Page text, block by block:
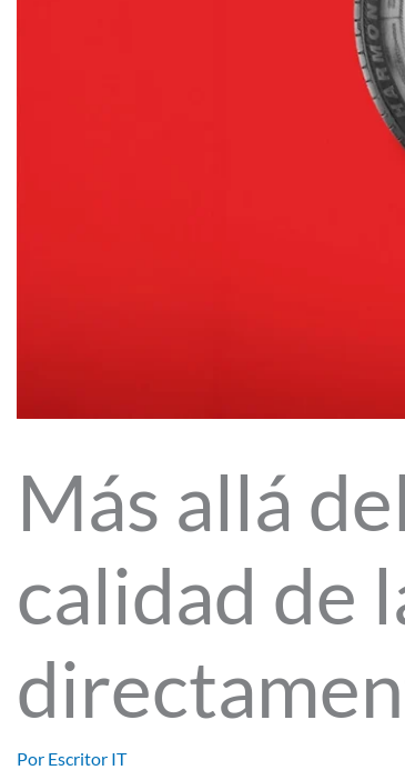
Más allá
calidad de
Por Escritor IT